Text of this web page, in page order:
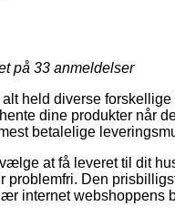
på 33 anmeldelser
held diverse
dine produkter når
betalelige
at få leveret til dit
problemfri. Den
internet webshoppens